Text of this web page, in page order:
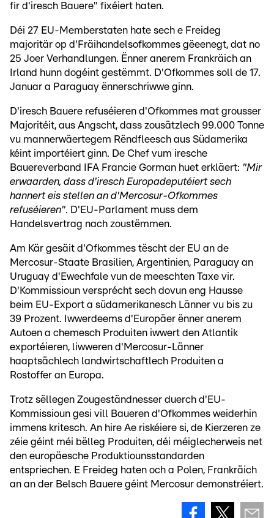
fir d'iresch Bauere" fixéiert haten.
Déi 27 EU-Memberstaten hate sech e Freideg
majoritär op d'Fräihandelsofkommes gëeenegt, dat no
25 Joer Verhandlungen. Ënner anerem Frankräich an
Irland hunn dogéint gestëmmt. D'Ofkommes soll de 17.
Januar a Paraguay ënnerschriwwe ginn.
D'iresch Bauere refuséieren d'Ofkommes mat grousser
Majoritéit, aus Angscht, dass zousätzlech 99.000 Tonne
vu mannerwäertegem Rëndfleesch aus Südamerika
kéint importéiert ginn. De Chef vum iresche
Bauereverband IFA Francie Gorman huet erkläert: "Mir
erwaarden, dass d'iresch Europadeputéiert sech
hannert eis stellen an d'Mercosur-Ofkommes
refuséieren". D'EU-Parlament muss dem
Handelsvertrag nach zoustëmmen.
Am Kär gesäit d'Ofkommes tëscht der EU an de
Mercosur-Staate Brasilien, Argentinien, Paraguay an
Uruguay d'Ewechfale vun de meeschten Taxe vir.
D'Kommissioun versprécht sech dovun eng Hausse
beim EU-Export a südamerikanesch Länner vu bis zu
39 Prozent. Iwwerdeems d'Europäer ënner anerem
Autoen a chemesch Produiten iwwert den Atlantik
exportéieren, liwweren d'Mercosur-Länner
haaptsächlech landwirtschaftlech Produiten a
Rostoffer an Europa.
Trotz sëllegen Zougeständnesser duerch d'EU-
Kommissioun gesi vill Baueren d'Ofkommes weiderhin
immens kritesch. An hire Ae riskéiere si, de Kierzeren ze
zéie géint méi bëlleg Produiten, déi méiglecherweis net
den europäesche Produktiounsstandarden
entspriechen. E Freideg haten och a Polen, Frankräich
an an der Belsch Bauere géint Mercosur demonstréiert.